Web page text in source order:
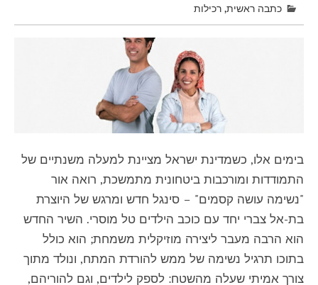
כתבה ראשית,רכילות
בימים אלו, כשמדינת ישראל מציינת למעלה משנתיים של
התמודדות ומורכבות ביטחונית מתמשכת, רואה אור
"נשימה עושה קסמים" – סינגל חדש ומרגש של היוצרת
בת-אל צברי יחד עם כוכב הילדים טל מוסרי. השיר החדש
הוא הרבה מעבר ליצירה מוזיקלית משמחת; הוא כולל
בתוכו תרגיל נשימה של ממש להורדת המתח, ונולד מתוך
צורך אמיתי שעלה מהשטח: לספק לילדים, וגם להוריהם,